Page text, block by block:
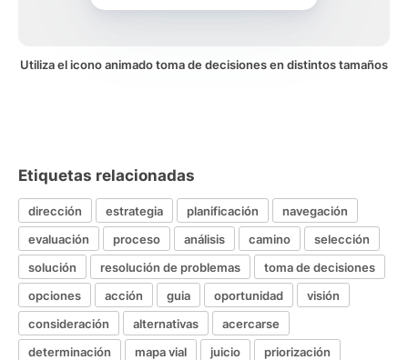
Utiliza el icono animado toma de decisiones en distintos tamaños
Etiquetas relacionadas
dirección estrategia planificación
navegación
evaluación
proceso análisis camino
selección
solución
resolución de problemas
toma de decisiones
opciones
acción guia oportunidad
visión
consideración
alternativas
acercarse
determinación
mapa vial juicio priorización